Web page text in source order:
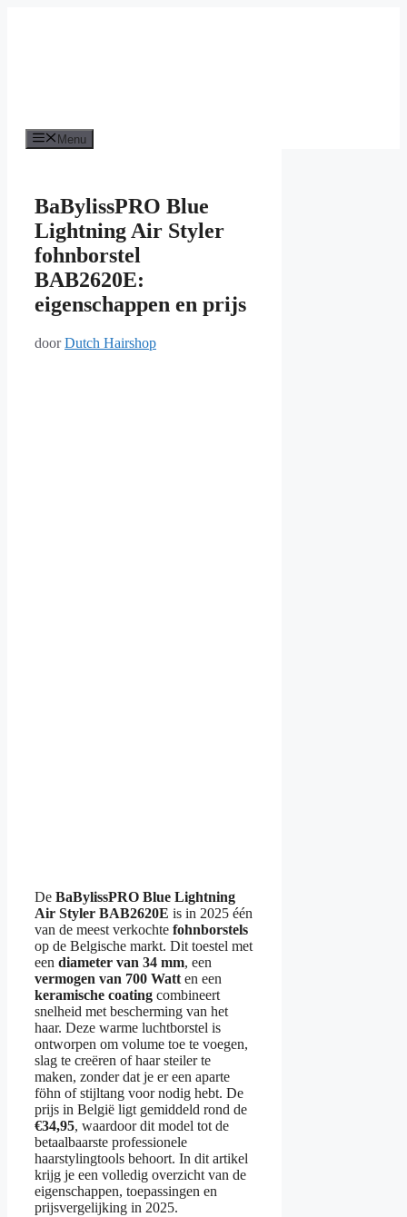
Menu
BaBylissPRO Blue
Lightning Air Styler
fohnborstel
BAB2620E:
eigenschappen en prijs
doorDutch Hairshop
De BaBylissPRO Blue Lightning
Air Styler BAB2620E is in 2025 één
van de meest verkochte fohnborstels
op de Belgische markt. Dit toestel met
een diameter van 34 mm, een
vermogen van 700 Watt en een
keramische coating combineert
snelheid met bescherming van het
haar. Deze warme luchtborstel is
ontworpen om volume toe te voegen,
slag te creëren of haar steiler te
maken, zonder dat je er een aparte
föhn of stijltang voor nodig hebt. De
prijs in België ligt gemiddeld rond de
€34,95, waardoor dit model tot de
betaalbaarste professionele
haarstylingtools behoort. In dit artikel
krijg je een volledig overzicht van de
eigenschappen, toepassingen en
prijsvergelijking in 2025.